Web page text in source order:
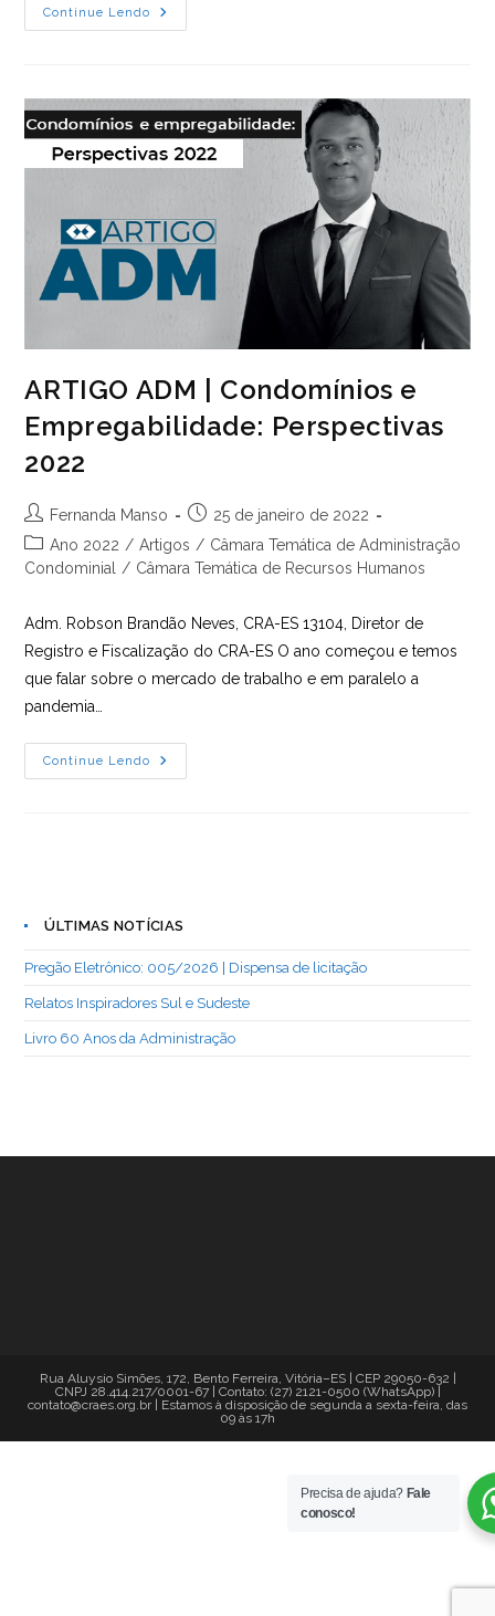
Continue Lendo
ARTIGO
ADM
À
Transformação
Digital
ARTIGO ADM | Condomínios e
Empregabilidade: Perspectivas
2022
Autor
do
post:
Fernanda Manso
Post
publicado:
25 de janeiro de 2022
Categoria
do
Ano 2022 / Artigos / Câmara Temática de Administração
Condominial
/ Câmara Temática de Recursos Humanos
Adm. Robson Brandão Neves, CRA-ES 13104, Diretor de
Registro e Fiscalização do CRA-ES O ano começou e temos
que falar sobre o mercado de trabalho e em paralelo a
pandemia…
Continue Lendo
ARTIGO
ADM
ÚLTIMAS NOTÍCIAS
Pregão Eletrônico: 005/2026 | Dispensa de licitação
Relatos Inspiradores Sul e Sudeste
Livro 60 Anos da Administração
Rua Aluysio Simões, 172, Bento Ferreira, Vitória–ES | CEP 29050-632 |
CNPJ 28.414.217/0001-67 | Contato: (27) 2121-0500 (WhatsApp) |
contato@craes.org.br | Estamos à disposição de segunda a sexta-feira, das
09 às 17h
Precisa de ajuda? Fale
conosco!